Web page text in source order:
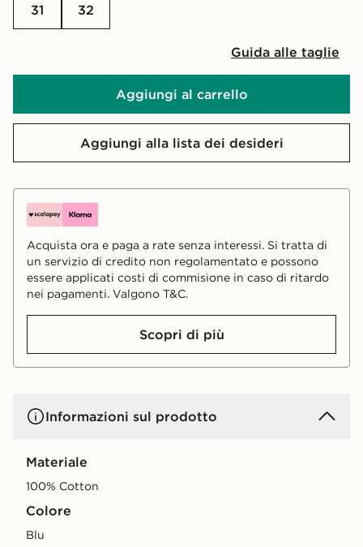
31 32
Guida alle taglie
Aggiungi al carrello
Aggiungi alla lista dei desideri
Acquista ora e paga a rate senza interessi. Si tratta di
un servizio di credito non regolamentato e possono
essere applicati costi di commisione in caso di ritardo
nei pagamenti. Valgono T&C.
Scopri di più
Informazioni sul prodotto
Materiale
100% Cotton
Colore
blu